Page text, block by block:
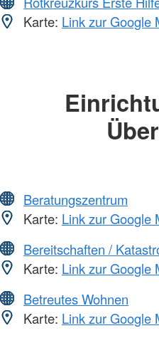
Karte: Link zur Google
Beratungszentrum
Karte: Link zur Google
Bereitschaften /
Karte: Link zur Google
Betreutes Wohnen
Karte: Link zur Google